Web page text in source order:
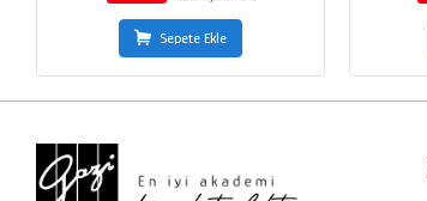
Sepete Ekle